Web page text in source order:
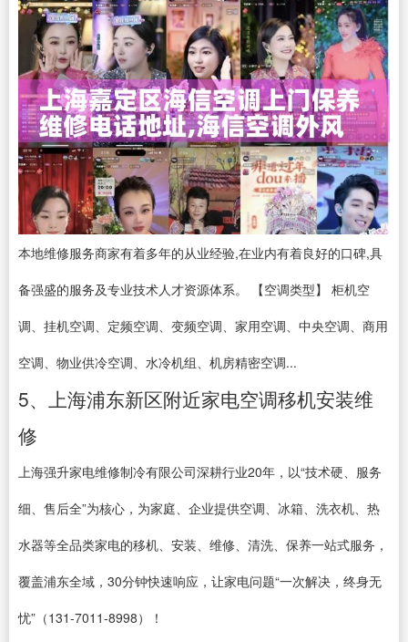
本地维修服务商家有着多年的从业经验,在业内有着良好的口碑,具
备强盛的服务及专业技术人才资源体系。 【空调类型】 柜机空
调、挂机空调、定频空调、变频空调、家用空调、中央空调、商用
空调、物业供冷空调、水冷机组、机房精密空调...
5、上海浦东新区附近家电空调移机安装维
修
上海强升家电维修制冷有限公司深耕行业20年，以“技术硬、服务
细、售后全”为核心，为家庭、企业提供空调、冰箱、洗衣机、热
水器等全品类家电的移机、安装、维修、清洗、保养一站式服务，
覆盖浦东全域，30分钟快速响应，让家电问题“一次解决，终身无
忧”（131-7011-8998）！